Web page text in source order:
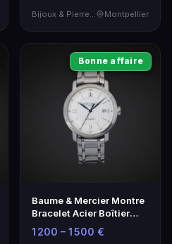
Montpellier
Bonne affaire
Baume & Mercier Montre
Bracelet Acier Boîtier
Rond
1 200 – 1 500 €